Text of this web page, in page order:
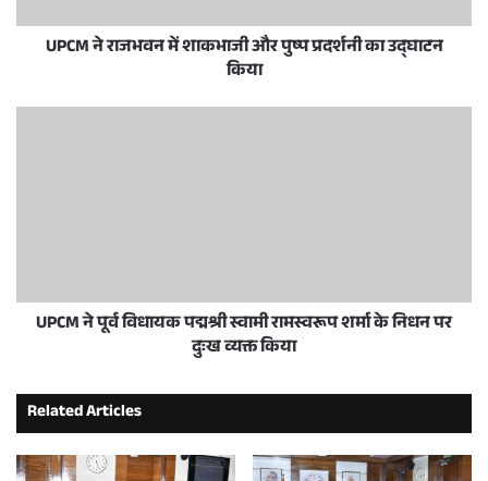
UPCM ने राजभवन में शाकभाजी और पुष्प प्रदर्शनी का उद्घाटन
किया
UPCM ने पूर्व विधायक पद्मश्री स्वामी रामस्वरूप शर्मा के निधन पर
दुःख व्यक्त किया
Related Articles